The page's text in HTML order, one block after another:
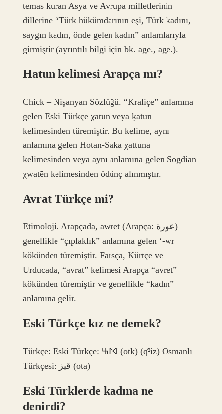
temas kuran Asya ve Avrupa milletlerinin
dillerine “Türk hükümdarının eşi, Türk kadını,
saygın kadın, önde gelen kadın” anlamlarıyla
girmiştir (ayrıntılı bilgi için bk. age., age.).
Hatun kelimesi Arapça mı?
Chick – Nişanyan Sözlüğü. “Kraliçe” anlamına
gelen Eski Türkçe χatun veya ḳatun
kelimesinden türemiştir. Bu kelime, aynı
anlamına gelen Hotan-Saka χattuna
kelimesinden veya aynı anlamına gelen Sogdian
χwatēn kelimesinden ödünç alınmıştır.
Avrat Türkçe mi?
Etimoloji. Arapçada, awret (Arapça: عورة)
genellikle “çıplaklık” anlamına gelen ‘-wr
kökünden türemiştir. Farsça, Kürtçe ve
Urducada, “avrat” kelimesi Arapça “avret”
kökünden türemiştir ve genellikle “kadın”
anlamına gelir.
Eski Türkçe kız ne demek?
Türkçe: Eski Türkçe: 𐰶𐰃𐰕‎ (otk) (q̊²iz) Osmanlı
Türkçesi: قیز‎ (ota)
Eski Türklerde kadına ne
denirdi?